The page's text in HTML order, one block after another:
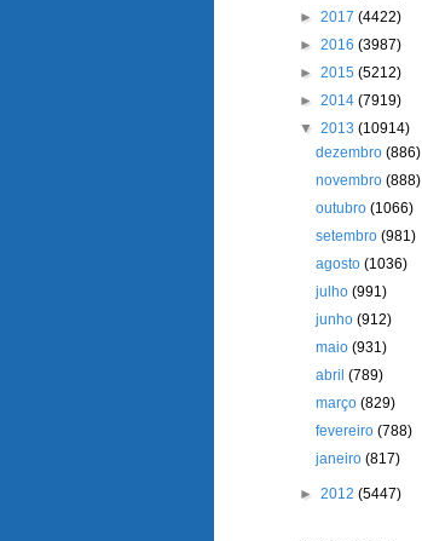
► 2017 (4422)
► 2016 (3987)
► 2015 (5212)
► 2014 (7919)
▼ 2013 (10914)
dezembro(886)
novembro(888)
outubro(1066)
setembro(981)
agosto(1036)
julho(991)
junho(912)
maio(931)
abril(789)
março(829)
fevereiro(788)
janeiro(817)
► 2012 (5447)